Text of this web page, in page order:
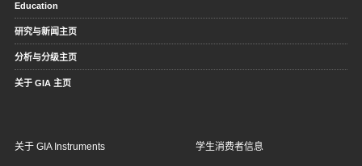
Education
研究与新闻主页
分析与分级主页
关于 GIA 主页
关于 GIA Instruments 学生消费者信息